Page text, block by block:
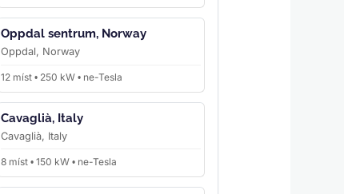
Oppdal sentrum, Norway
Oppdal, Norway
12 míst • 250 kW • ne-Tesla
Cavaglià, Italy
Cavaglià, Italy
8 míst • 150 kW • ne-Tesla